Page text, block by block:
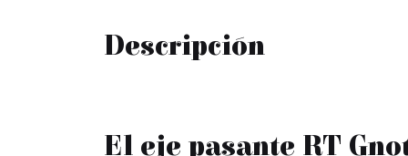
Descripción
El eje pasante RT